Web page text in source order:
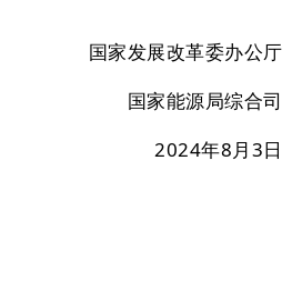
国家发展改革委办公厅
国家能源局综合司
2024年8月3日